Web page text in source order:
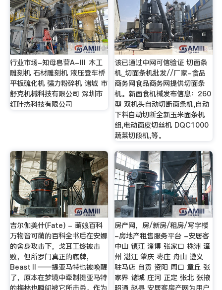
行业市场-知母皂苷A-Ⅲ 木工
雕刻机 石材雕刻机 液压登车桥
平板硫化机 强力粉碎机 诸城 市
舒克机械科技有限公司 深圳市
红叶杰科技有限公司
该已通过中网可信验证 切面条
机_切面条机批发//厂家-食品
商务网食品商务网提供切面条
机。新面食机械发布信息：260
型 双机头自动切断面条机,自动
下料自动切断全新玉米面条机
组,电动面皮切丝机 DQC1000
蔬菜切段机,等。
吉尔伽美什(Fate) - 萌娘百科
万物皆可萌的百科全书后在安娜
的舍身攻击下，戈耳工终被击
败，但所罗门真正的底牌，
BeastⅡ——提亚马特也被唤醒
了，原本在梦境中牵制提亚马特
的梅林也瞬间被它所击杀。作为
房产网，房/新房/租房/写字楼
-房地产租售服务平台 -安居客
中山 镇江 淄博 张家口 株洲 漳
州 湛江 肇庆 枣庄 舟山 遵义
驻马店 自贡 资阳 周口 章丘 张
家界 诸城 庄河 正定 张北 张掖
昭通 赵县 安居客房产网为用户